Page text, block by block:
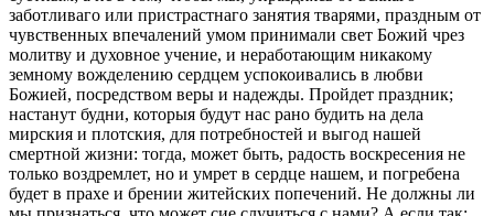
заботливаго или пристрастнаго занятия тварями, праздным от
чувственных впечалений умом принимали свет Божий чрез
молитву и духовное учение, и неработающим никакому
земному вожделению сердцем успокоивались в любви
Божией, посредством веры и надежды. Пройдет праздник;
настанут будни, которыя будут нас рано будить на дела
мирския и плотския, для потребностей и выгод нашей
смертной жизни: тогда, может быть, радость воскресения не
только воздремлет, но и умрет в сердце нашем, и погребена
будет в прахе и брении житейских попечений. Не должны ли